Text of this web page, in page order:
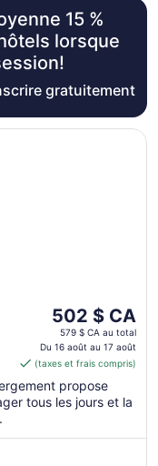
au 18
août
15 %
lorsque
gratuitement
Le
prix
est
de 502 $ CA
par
nuit
août
502 $ CA
579 $ CA au total
Du 16 août au 17 août
(taxes et frais compris)
propose
tous les jours et la